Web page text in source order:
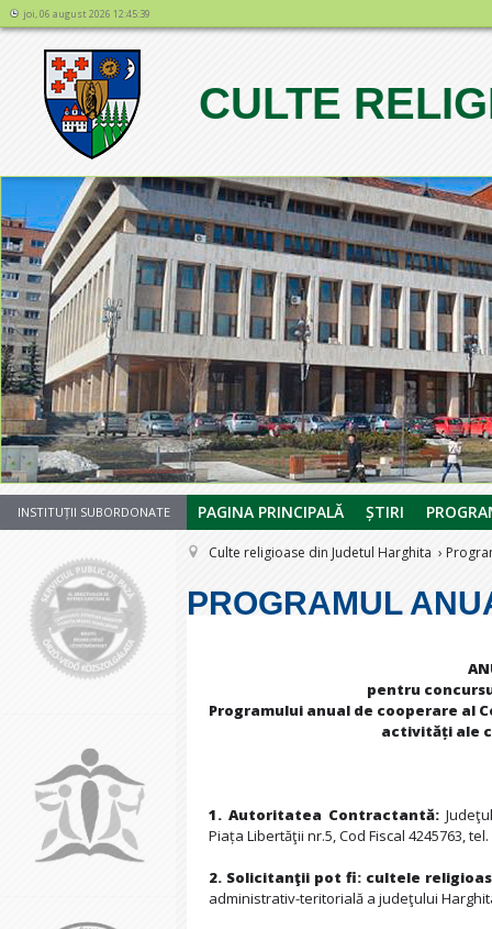
joi, 06 august 2026 12:45:39
CULTE
1234567
INSTITUȚII SUBORDONATE PAGINA PRINCIPALĂ ȘTIRI
Culte religioase din Judetul Harghita
PROGRAMUL
pentru
Programului anual de cooperare al
activități ale
1. Autoritatea Contractantă:
Piața Libertăţii nr.5, Cod Fiscal 4245763,
2. Solicitanţii pot fi: cultele
administrativ-teritorială a judeţului